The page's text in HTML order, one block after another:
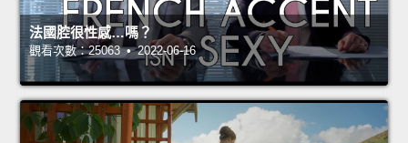
法國腔很性感…嗎？
觀看次數：25063 • 2022-06-16